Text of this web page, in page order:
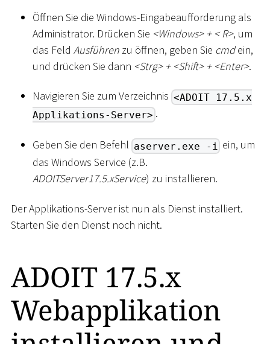
Öffnen Sie die Windows-Eingabeaufforderung als
Administrator. Drücken Sie <Windows>+ <R>, um
das Feld Ausführen zu öffnen, geben Sie cmdein,
und drücken Sie dann <Strg>+ <Shift>+ <Enter>.
Navigieren Sie zum Verzeichnis <ADOIT 17.5.x
Applikations-Server> .
Geben Sie den Befehl aserver.exe -i
ein, um
das Windows Service (z.B.
ADOITServer17.5.xService) zu installieren.
Der Applikations-Server ist nun als Dienst installiert.
Starten Sie den Dienst noch nicht.
ADOIT 17.5.x
Webapplikation